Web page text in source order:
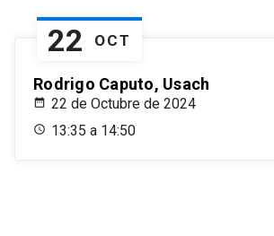
22 OCT
Rodrigo Caputo, Usach
22 de Octubre de 2024
13:35 a 14:50